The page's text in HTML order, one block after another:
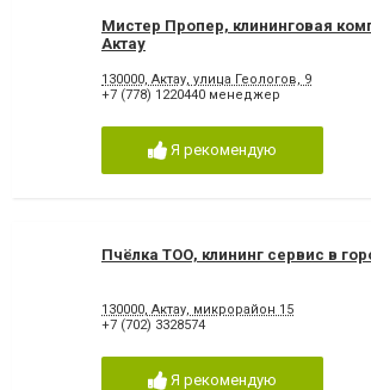
Мистер Пропер, клининговая
Актау
130000, Актау, улица Геологов, 9
+7 (778) 1220440 менеджер
Я рекомендую
Пчёлка ТОО, клининг сервис в
130000, Актау, микрорайон 15
+7 (702) 3328574
Я рекомендую